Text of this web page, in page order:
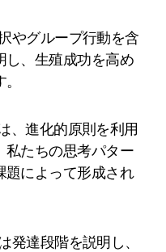
やグループ行動を含
し、生殖成功を高め
、進化的原則を利用
私たちの思考パター
題によって形成され
達段階を説明し、